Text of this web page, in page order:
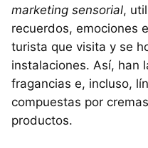
marketing sensorial,
recuerdos, emociones
turista que visita y se
instalaciones. Así, han
fragancias e, incluso,
compuestas por
productos.